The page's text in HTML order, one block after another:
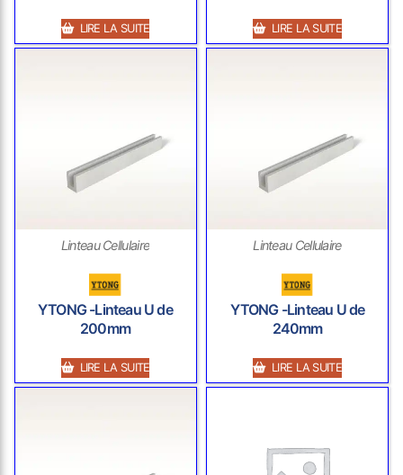
LIRE LA SUITE LIRE LA SUITE
Linteau Cellulaire
YTONG -Linteau U de
200mm
LIRE LA SUITE
Linteau Cellulaire
YTONG -Linteau U de
240mm
LIRE LA SUITE